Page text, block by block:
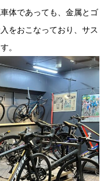
体であっても、金属とゴ
をおこなっており、サス
。